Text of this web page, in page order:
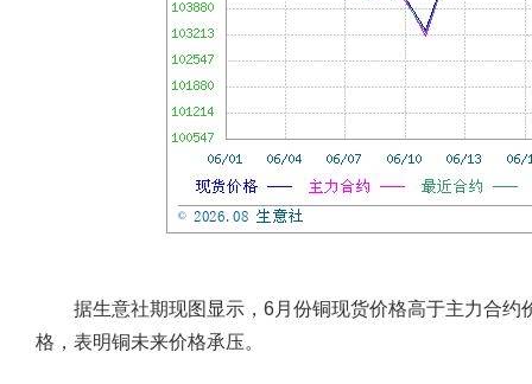
据生意社期现图显示，6月份铜现货价格高于主力合约
格，表明铜未来价格承压。